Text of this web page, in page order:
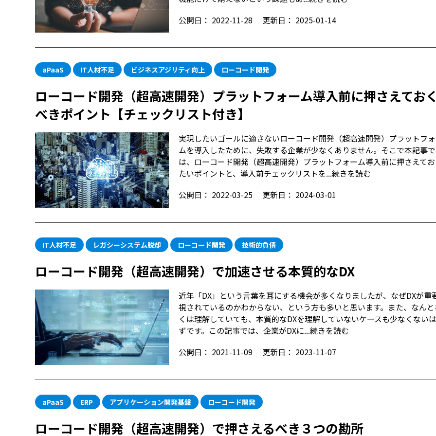
公開日： 2022-11-28 更新日： 2025-01-14
aPaaS IT人材不足 ビジネスアジリティ向上 ローコード開発
ローコード開発（超高速開発）プラットフォーム導入前に押さえておく
べきポイント【チェックリスト付き】
実現したいゴールに適さないローコード開発（超高速開発）プラットフ
ムを導入したために、失敗する企業が少なくありません。そこで本記事で
は、ローコード開発（超高速開発）プラットフォーム導入前に押さえて
たいポイントと、導入前チェックリストを...続きを読む
公開日： 2022-03-25 更新日： 2024-03-01
IT人材不足 レガシーシステム脱却 ローコード開発 技術的負債
ローコード開発（超高速開発）で加速させる本質的なDX
近年「DX」という言葉を耳にする機会が多くなりましたが、なぜDXが重
視されているのかわからない、という方も多いと思います。また、なん
くは理解していても、本質的なDXを理解していないケースも少なくないは
ずです。この記事では、企業がDXに...続きを読む
公開日： 2021-11-09 更新日： 2023-11-07
aPaaS ERP アプリケーション開発基盤 ローコード開発
ローコード開発（超高速開発）で押さえるべき３つの勘所